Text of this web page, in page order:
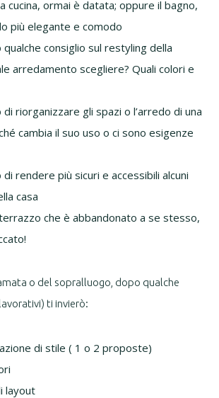
cucina, ormai è datata; oppure il bagno,
più elegante e comodo
qualche consiglio sul restyling della
arredamento scegliere? Quali colori e
di riorganizzare gli spazi o l’arredo di una
cambia il suo uso o ci sono esigenze
di rendere più sicuri e accessibili alcuni
casa
che è abbandonato a se stesso,
o del sopralluogo, dopo qualche
ti invierò:
di stile ( 1 o 2 proposte)
layout